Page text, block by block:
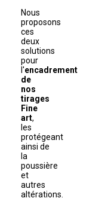
Nous
proposons
ces
deux
solutions
pour
l'encadrement
de
nos
tirages
Fine
art,
les
protégeant
ainsi de
la
poussière
et
autres
altérations.